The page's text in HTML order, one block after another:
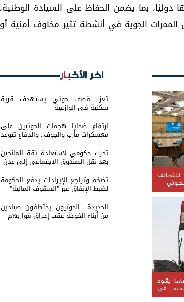
بما يضمن الحفاظ على السيادة الوطنية،
الممرات الجوية في أنشطة تثير مخاوف أمنية أو
للتحالف
بخبرة 24 عاماً يقود
في
اخر الأخبار
تعز.. قصف حوثي يستهدف قرية
سكنية في الوازعية
ارتفاع ضحايا هجمات الحوثيين على
معسكرات مأرب والجوف.. والدفاع تتوعد
تحرك حكومي لاستعادة ثقة المانحين
بعد نقل الصندوق الاجتماعي إلى عدن
تضخم وتراجع الإيرادات يدفع الحكومة
لضبط الإنفاق عبر "السقوف المالية"
الحديدة.. الحوثيون يختطفون صيادين
من أبناء الخوخة عقب إحراق قواربهم